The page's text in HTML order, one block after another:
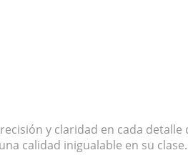
y claridad en cada detalle
calidad inigualable en su